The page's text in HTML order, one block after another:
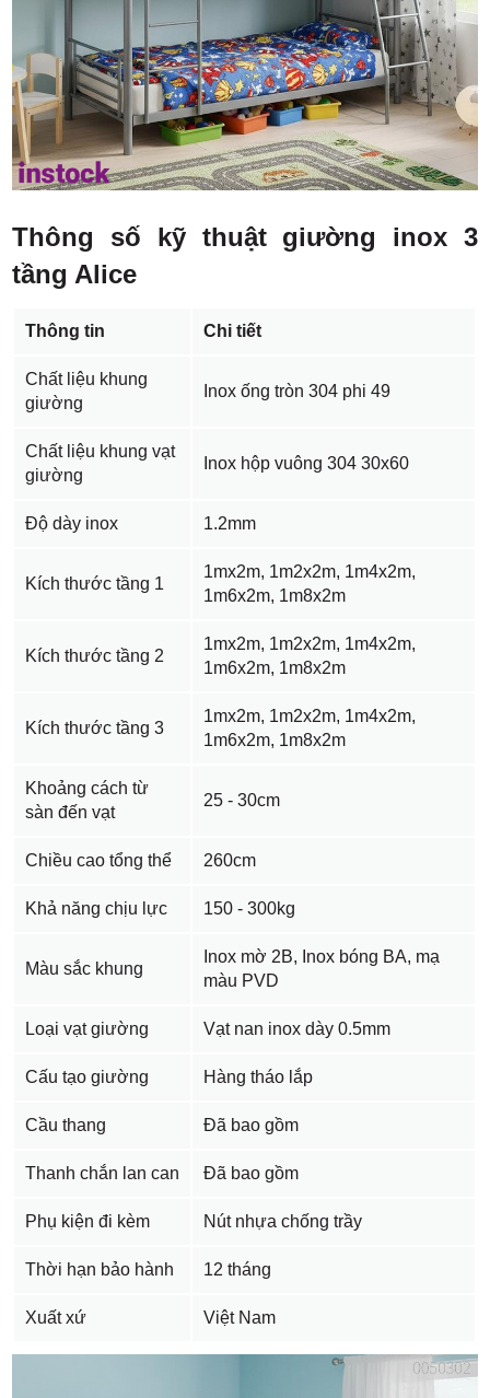
Thông số kỹ thuật giường inox 3
tầng Alice
Thông tin Chi tiết
Chất liệu khung
giường
Inox ống tròn 304 phi 49
Chất liệu khung vạt
giường
Inox hộp vuông 304 30x60
Độ dày inox 1.2mm
Kích thước tầng 1
1mx2m, 1m2x2m, 1m4x2m,
1m6x2m, 1m8x2m
Kích thước tầng 2
1mx2m, 1m2x2m, 1m4x2m,
1m6x2m, 1m8x2m
Kích thước tầng 3
1mx2m, 1m2x2m, 1m4x2m,
1m6x2m, 1m8x2m
Khoảng cách từ
sàn đến vạt
25 - 30cm
Chiều cao tổng thể 260cm
Khả năng chịu lực 150 - 300kg
Màu sắc khung
Inox mờ 2B, Inox bóng BA, mạ
màu PVD
Loại vạt giường Vạt nan inox dày 0.5mm
Cấu tạo giường Hàng tháo lắp
Cầu thang Đã bao gồm
Thanh chắn lan can Đã bao gồm
Phụ kiện đi kèm Nút nhựa chống trầy
Thời hạn bảo hành 12 tháng
Xuất xứ Việt Nam